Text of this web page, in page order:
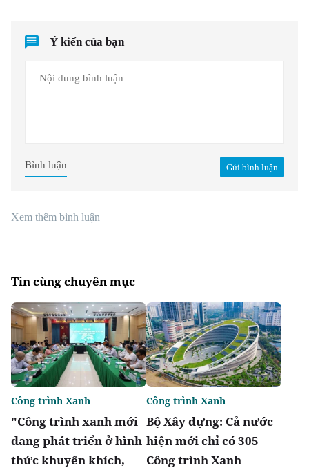
Ý kiến của bạn
Gửi bình luận
Bình luận
Xem thêm bình luận
Tin cùng chuyên mục
"Công trình xanh mới
đang phát triển ở hình
thức khuyến khích,
Công trình Xanh
Bộ Xây dựng: Cả nước
hiện mới chỉ có 305
Công trình Xanh
Công trình Xanh